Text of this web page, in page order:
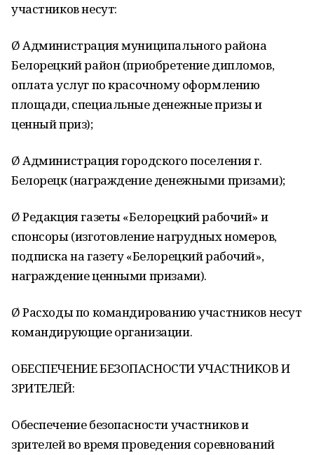
участников несут:
Ø Администрация муниципального района
Белорецкий район (приобретение дипломов,
оплата услуг по красочному оформлению
площади, специальные денежные призы и
ценный приз);
Ø Администрация городского поселения г.
Белорецк (награждение денежными призами);
Ø Редакция газеты «Белорецкий рабочий» и
спонсоры (изготовление нагрудных номеров,
подписка на газету «Белорецкий рабочий»,
награждение ценными призами).
Ø Расходы по командированию участников несут
командирующие организации.
ОБЕСПЕЧЕНИЕ БЕЗОПАСНОСТИ УЧАСТНИКОВ И
ЗРИТЕЛЕЙ:
Обеспечение безопасности участников и
зрителей во время проведения соревнований